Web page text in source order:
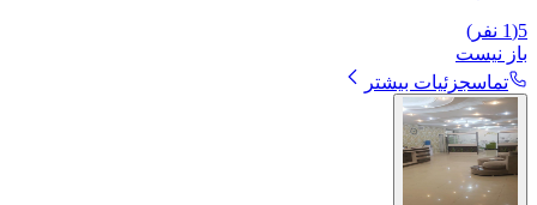
5
(
1 نفر)
باز نیست
تماسجزئیات بیشتر